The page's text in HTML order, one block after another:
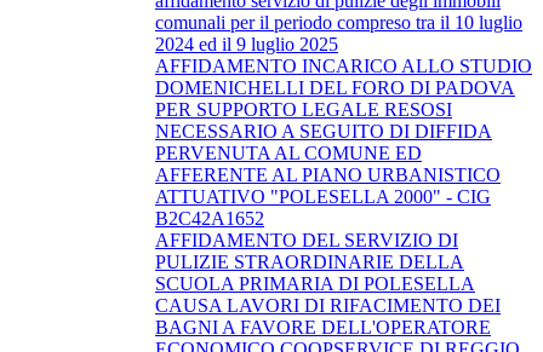
comunali per il periodo compreso tra il 10 luglio
2024 ed il 9 luglio 2025
AFFIDAMENTO INCARICO ALLO STUDIO
DOMENICHELLI DEL FORO DI PADOVA
PER SUPPORTO LEGALE RESOSI
NECESSARIO A SEGUITO DI DIFFIDA
PERVENUTA AL COMUNE ED
AFFERENTE AL PIANO URBANISTICO
ATTUATIVO "POLESELLA 2000" - CIG
B2C42A1652
AFFIDAMENTO DEL SERVIZIO DI
PULIZIE STRAORDINARIE DELLA
SCUOLA PRIMARIA DI POLESELLA
CAUSA LAVORI DI RIFACIMENTO DEI
BAGNI A FAVORE DELL'OPERATORE